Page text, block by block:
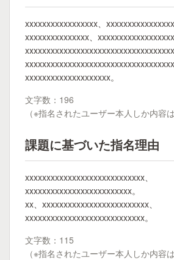
xxxxxxxxxxxxxxxxx、
xxxxxxxxxxxxxxx、
xxxxxxxxxxxxxxxxxxxx。
文字数：196
（※指名されたユーザー本人しか内容
課題に基づいた指名理由
xxxxxxxxxxxxxxxxxxxxxxxxxxxx、
xxxxxxxxxxxxxxxxxxxxxxxxx。
xx、xxxxxxxxxxxxxxxxxxxxxxxxx、
xxxxxxxxxxxxxxxxxxxxxxxxxxxx。
文字数：115
（※指名されたユーザー本人しか内容